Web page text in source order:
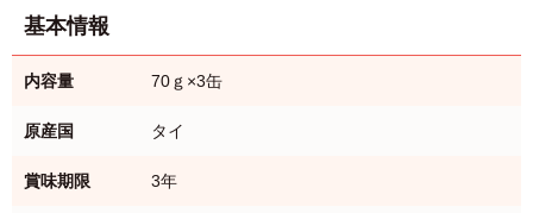
基本情報
内容量 70ｇ×3缶
原産国 タイ
賞味期限 3年